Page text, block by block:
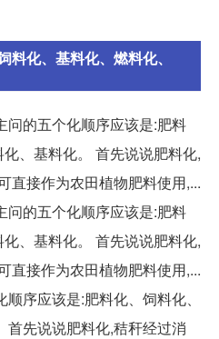
化、基料化、燃料化、
问的五个化顺序应该是:肥料
、基料化。 首先说说肥料化,
直接作为农田植物肥料使用,...
问的五个化顺序应该是:肥料
、基料化。 首先说说肥料化,
直接作为农田植物肥料使用,...
序应该是:肥料化、饲料化、
首先说说肥料化,秸秆经过消